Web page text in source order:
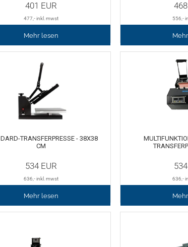
401 EUR
477 ,- inkl. mwst
Mehr lesen
468
556 ,-
TRANSFERPRESSE - 38X38
CM
534EUR
636 ,- inkl. mwst
Mehr lesen
534
636 ,-